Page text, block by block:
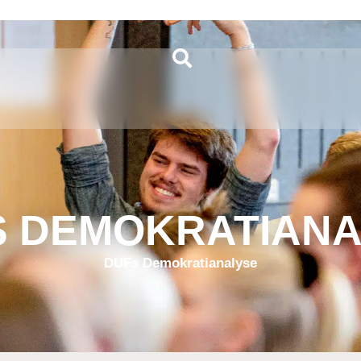
DUFs Demokratianalyse